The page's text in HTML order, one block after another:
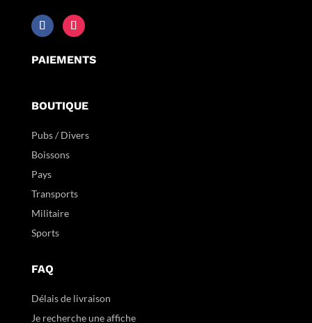
PAIEMENTS
BOUTIQUE
Pubs / Divers
Boissons
Pays
Transports
Militaire
Sports
FAQ
Délais de livraison
Je recherche une affiche